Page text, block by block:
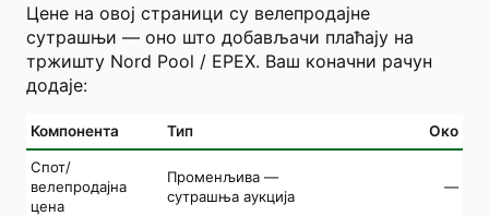
Цене на овој страници су велепродајне
сутрашњи — оно што добављачи плаћају на
тржишту Nord Pool / EPEX. Ваш коначни рачун
додаје:
Компонента Тип Око
Спот/
велепродајна
цена
Променљива —
сутрашња аукција
—